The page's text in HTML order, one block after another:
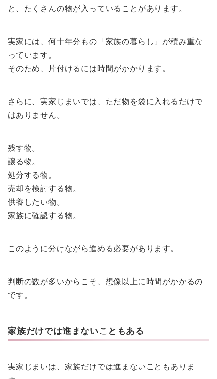
と、たくさんの物が入っていることがあります。
実家には、何十年分もの「家族の暮らし」が積み重な
っています。
そのため、片付けるには時間がかかります。
さらに、実家じまいでは、ただ物を袋に入れるだけで
はありません。
残す物。
譲る物。
処分する物。
売却を検討する物。
供養したい物。
家族に確認する物。
このように分けながら進める必要があります。
判断の数が多いからこそ、想像以上に時間がかかるの
です。
家族だけでは進まないこともある
実家じまいは、家族だけでは進まないこともありま